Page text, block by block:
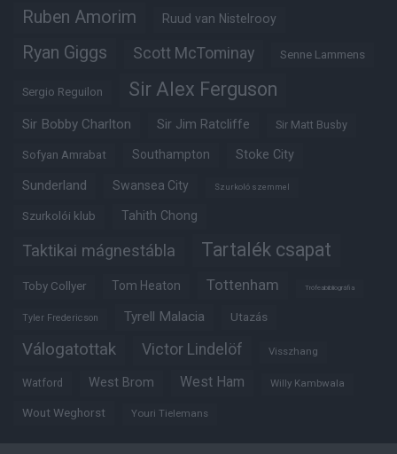
Ruben Amorim Ruud van Nistelrooy
Ryan Giggs Scott McTominay Senne Lammens
Sergio Reguilon Sir Alex Ferguson
Sir Bobby Charlton Sir Jim Ratcliffe Sir Matt Busby
Sofyan Amrabat Southampton Stoke City
Sunderland Swansea City Szurkoló szemmel
Szurkolói klub Tahith Chong
Taktikai mágnestábla Tartalék csapat
Toby Collyer Tom Heaton Tottenham Trófeabibliográfia
Tyler Fredericson Tyrell Malacia Utazás
Válogatottak Victor Lindelöf Visszhang
Watford West Brom West Ham Willy Kambwala
Wout Weghorst Youri Tielemans